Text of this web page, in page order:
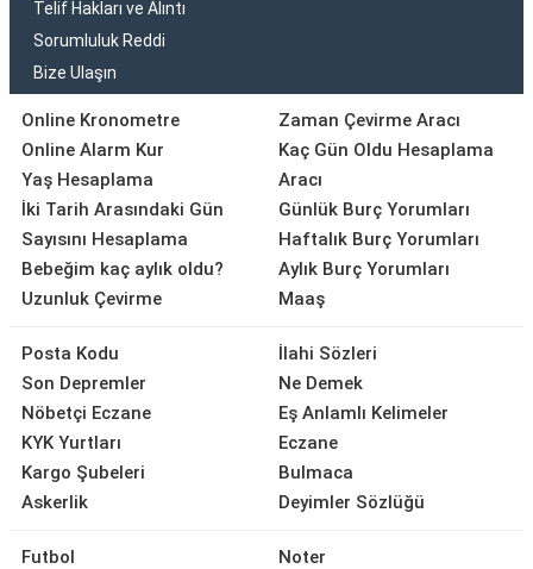
Telif Hakları ve Alıntı
Sorumluluk Reddi
Bize Ulaşın
Online Kronometre
Online Alarm Kur
Yaş Hesaplama
İki Tarih Arasındaki Gün
Sayısını Hesaplama
Bebeğim kaç aylık oldu?
Uzunluk Çevirme
Zaman Çevirme Aracı
Kaç Gün Oldu Hesaplama
Aracı
Günlük Burç Yorumları
Haftalık Burç Yorumları
Aylık Burç Yorumları
Maaş
Posta Kodu
Son Depremler
Nöbetçi Eczane
KYK Yurtları
Kargo Şubeleri
Askerlik
İlahi Sözleri
Ne Demek
Eş Anlamlı Kelimeler
Eczane
Bulmaca
Deyimler Sözlüğü
Futbol
Noter